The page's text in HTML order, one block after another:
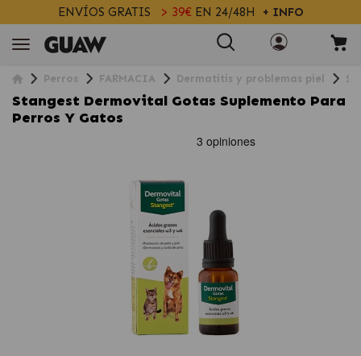
ENVÍOS GRATIS > 39€EN 24/48H + INFO
Perros FARMACIA Dermatitis y problemas piel
Stangest Dermovital Gotas Suplemento Para
Perros Y Gatos